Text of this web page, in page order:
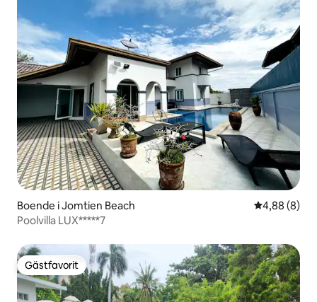
Boende i Jomtien Beach 4,88 av 5 i
4,88 (8)
Poolvilla LUX*****7
Gästfavorit
Gästfavorit